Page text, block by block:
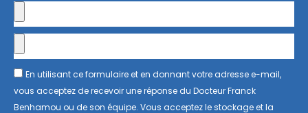
En utilisant ce formulaire et en donnant votre adresse e-mail,
vous acceptez de recevoir une réponse du Docteur Franck
Benhamou ou de son équipe. Vous acceptez le stockage et la